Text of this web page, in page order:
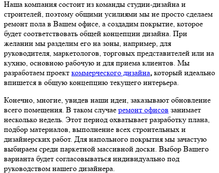
Наша компания состоит из команды студии-дизайна и
строителей, поэтому общими усилиями мы не просто сделаем
ремонт пола в Вашем офисе, а создадим покрытие, которое
будет соответствовать общей концепции дизайна. При
желании мы разделим его на зоны, например, для
руководителя, маркетологов, торговых представителей или на
кухню, основною рабочую и для приема клиентов. Мы
разработаем проект коммерческого дизайна, который идеально
впишется в общую концепцию текущего интерьера.
Конечно, многие, увидев наши идеи, заказывают обновление
всего помещения. В таком случае ремонт офисов занимает
несколько недель. Этот период охватывает разработку плана,
подбор материалов, выполнение всех строительных и
дизайнерских работ. Для напольного покрытия мы зачастую
выбираем среди паркетной массивной доски. Выбор Вашего
варианта будет согласовываться индивидуально под
руководством нашего дизайнера.